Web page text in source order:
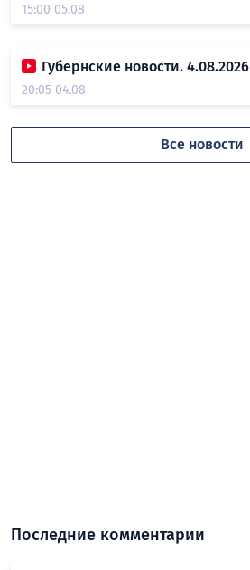
15:00 05.08
Губернские новости. 4.08.2026
20:05 04.08
Все новости
Последние комментарии